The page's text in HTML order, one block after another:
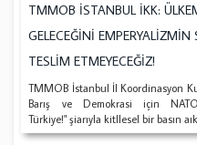
TMMOB İSTANBUL İKK:
GELECEĞİNİ
TESLİM ETMEYECEĞİZ!
TMMOB İstanbul İl Koordinasyon
Barış ve Demokrasi için
Türkiye!" şiarıyla kitllesel bir basın